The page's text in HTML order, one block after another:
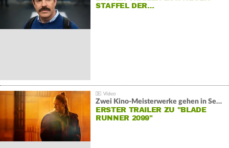
STAFFEL DER…
Zwei Kino-Meisterwerke gehen in Serie:
ERSTER TRAILER ZU "BLADE
RUNNER 2099"